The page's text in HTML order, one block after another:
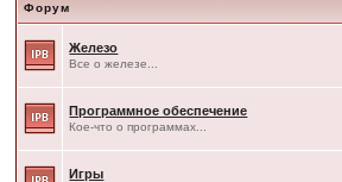
Форум
Железо
Все о железе...
Программное обеспечение
Кое-что о программах...
Игры